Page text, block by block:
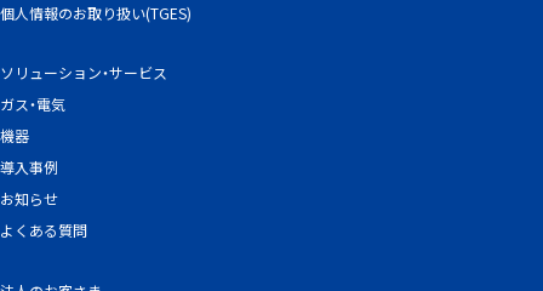
個人情報のお取り扱い(TGES)
ソリューション・サービス
ガス・電気
機器
導入事例
お知らせ
よくある質問